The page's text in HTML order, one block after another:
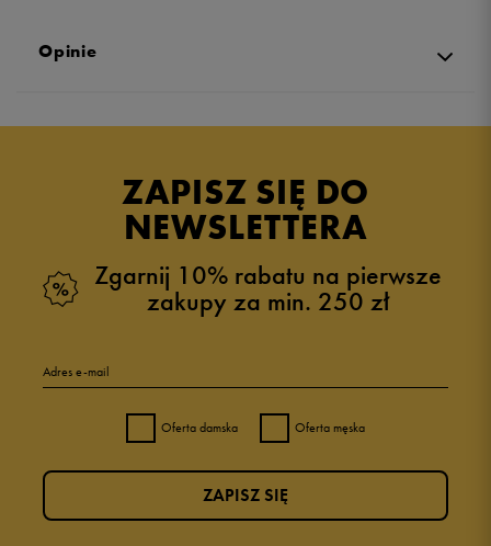
Opinie
ZAPISZ SIĘ DO
NEWSLETTERA
Zgarnij 10% rabatu na pierwsze
zakupy za min. 250 zł
Adres e-mail
Oferta damska Oferta męska
ZAPISZ SIĘ